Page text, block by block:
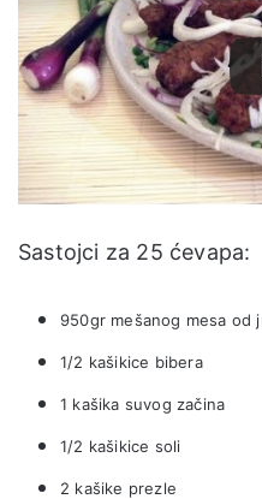
Sastojci za 25 ćevapa:
950gr mešanog mesa od
1/2 kašikice bibera
1 kašika suvog začina
1/2 kašikice soli
2 kašike prezle